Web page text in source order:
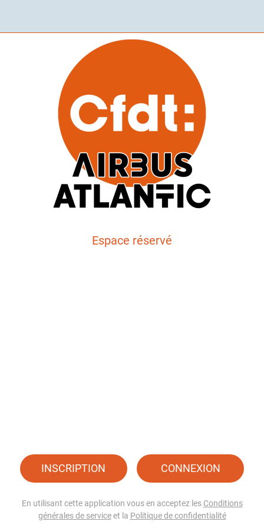
Espace réservé
INSCRIPTION CONNEXION
En utilisant cette application vous en acceptez les Conditions
générales de serviceet la Politique de confidentialité